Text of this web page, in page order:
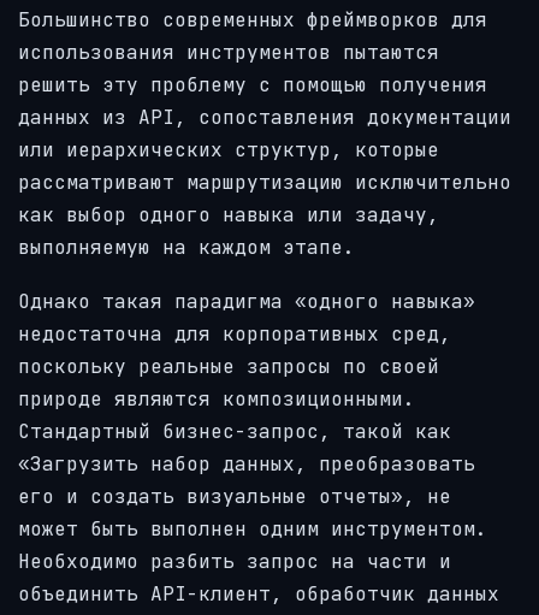
Большинство современных фреймворков для
использования инструментов пытаются
решить эту проблему с помощью получения
данных из API, сопоставления документации
или иерархических структур, которые
рассматривают маршрутизацию исключительно
как выбор одного навыка или задачу,
выполняемую на каждом этапе.
Однако такая парадигма «одного навыка»
недостаточна для корпоративных сред,
поскольку реальные запросы по своей
природе являются композиционными.
Стандартный бизнес-запрос, такой как
«Загрузить набор данных, преобразовать
его и создать визуальные отчеты», не
может быть выполнен одним инструментом.
Необходимо разбить запрос на части и
объединить API-клиент, обработчик данных